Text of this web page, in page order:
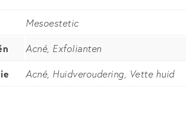
Mesoestetic
Acné, Exfolianten
Acné, Huidveroudering, Vette huid